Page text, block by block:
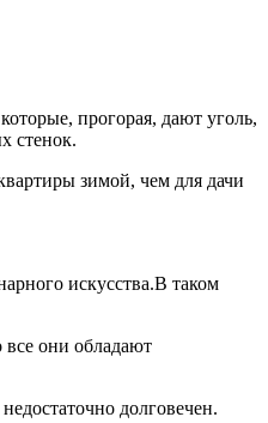
прогорая, дают уголь,
стенок.
зимой, чем для дачи
искусства.В таком
все они обладают
долговечен.